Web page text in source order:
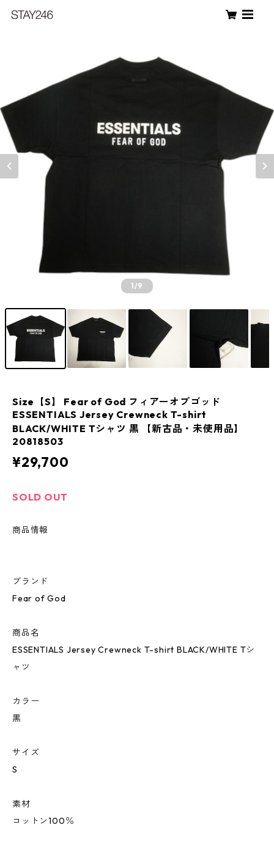
1/9
Size【S】 Fear of God フィアーオブゴッド
ESSENTIALS Jersey Crewneck T-shirt
BLACK/WHITE Tシャツ 黒 【新古品・未使用品】
20818503
¥29,700
SOLD OUT
商品情報
ブランド
Fear of God
商品名
ESSENTIALS Jersey Crewneck T-shirt BLACK/WHITE Tシ
ャツ
カラー
黒
サイズ
S
素材
コットン100％